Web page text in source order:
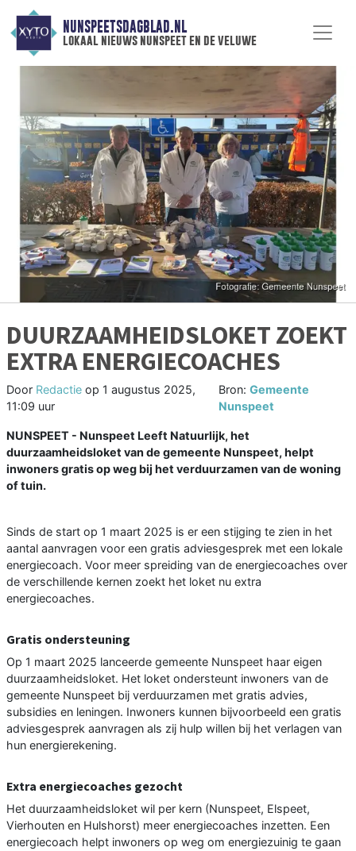
NUNSPEETSDAGBLAD.NL
lokaal nieuws nunspeet en de veluwe
DUURZAAMHEIDSLOKET ZOEKT
EXTRA ENERGIECOACHES
Door Redactie op 1 augustus 2025,
11:09 uur
Bron:Gemeente
Nunspeet
NUNSPEET - Nunspeet Leeft Natuurlijk, het
duurzaamheidsloket van de gemeente Nunspeet, helpt
inwoners gratis op weg bij het verduurzamen van de woning
of tuin.
Sinds de start op 1 maart 2025 is er een stijging te zien in het
aantal aanvragen voor een gratis adviesgesprek met een lokale
energiecoach. Voor meer spreiding van de energiecoaches over
de verschillende kernen zoekt het loket nu extra
energiecoaches.
Gratis ondersteuning
Op 1 maart 2025 lanceerde gemeente Nunspeet haar eigen
duurzaamheidsloket. Het loket ondersteunt inwoners van de
gemeente Nunspeet bij verduurzamen met gratis advies,
subsidies en leningen. Inwoners kunnen bijvoorbeeld een gratis
adviesgesprek aanvragen als zij hulp willen bij het verlagen van
hun energierekening.
Extra energiecoaches gezocht
Het duurzaamheidsloket wil per kern (Nunspeet, Elspeet,
Vierhouten en Hulshorst) meer energiecoaches inzetten. Een
energiecoach helpt inwoners op weg om energiezuinig te gaan